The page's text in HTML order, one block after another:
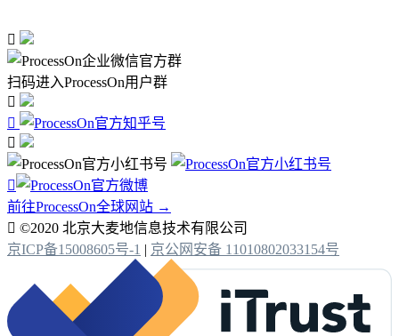

扫码进入ProcessOn用户群




前往ProcessOn全球网站 →
 ©2020 北京大麦地信息技术有限公司
京ICP备15008605号-1 | 京公网安备 11010802033154号